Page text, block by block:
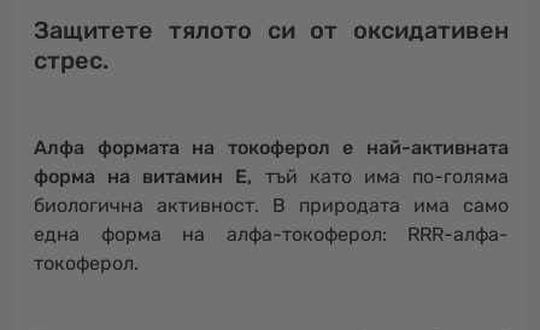
Защитете тялото си от оксидативен
стрес.
Алфа формата на токоферол е най-активната
форма на витамин Е, тъй като има по-голяма
биологична активност. В природата има само
една форма на алфа-токоферол: RRR-алфа-
токоферол.